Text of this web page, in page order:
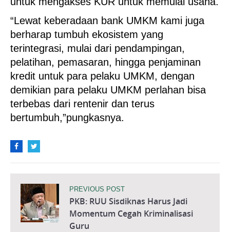
“Lewat keberadaan bank UMKM kami juga
berharap tumbuh ekosistem yang
terintegrasi, mulai dari pendampingan,
pelatihan, pemasaran, hingga penjaminan
kredit untuk para pelaku UMKM, dengan
demikian para pelaku UMKM perlahan bisa
terbebas dari rentenir dan terus
bertumbuh,”pungkasnya.
PREVIOUS POST
PKB: RUU Sisdiknas Harus Jadi
Momentum Cegah Kriminalisasi
Guru